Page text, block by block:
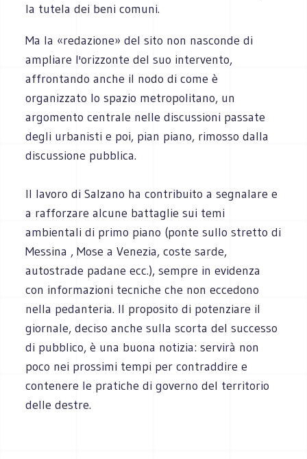
la tutela dei beni comuni.
Ma la «redazione» del sito non nasconde di
ampliare l'orizzonte del suo intervento,
affrontando anche il nodo di come è
organizzato lo spazio metropolitano, un
argomento centrale nelle discussioni passate
degli urbanisti e poi, pian piano, rimosso dalla
discussione pubblica.
Il lavoro di Salzano ha contribuito a segnalare e
a rafforzare alcune battaglie sui temi
ambientali di primo piano (ponte sullo stretto di
Messina , Mose a Venezia, coste sarde,
autostrade padane ecc.), sempre in evidenza
con informazioni tecniche che non eccedono
nella pedanteria. Il proposito di potenziare il
giornale, deciso anche sulla scorta del successo
di pubblico, è una buona notizia: servirà non
poco nei prossimi tempi per contraddire e
contenere le pratiche di governo del territorio
delle destre.